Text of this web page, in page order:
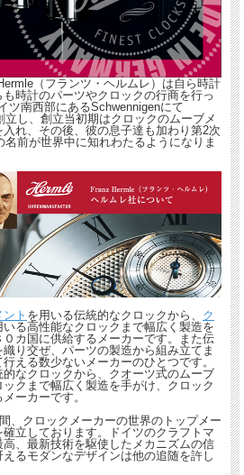
（フランツ・ヘルムレ）は自ら時計
時計のパーツやクロックの行商を行っ
ツ南西部にあるSchwennigenにて
立し、創立当初期はクロックのムーブメ
れ、その後、彼の息子達も加わり第2次
前が世界中に知れわたるようになりま
ト を用いる伝統的なクロックから、 ク
る高性能なクロックまで幅広く製造を
カ国に供給するメーカーです。また伝
り交ぜ、パーツの製造から組み立てま
える数少ないメーカーのひとつです。
なクロックから、クオーツ式のムーブ
クまで幅広く製造を手がけ、クロック
ーカーです。
、クロックメーカーの世界のトップメー
立しております。ドイツのクラフトマ
、最新技術を駆使したメカニズムの信
るモダンなデザインは他の追随を許し